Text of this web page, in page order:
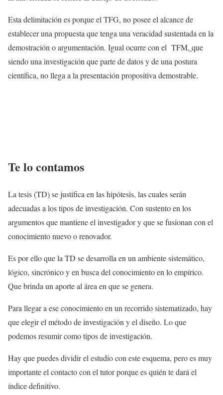
Esta delimitación es porque el TFG, no posee el alcance de
establecer una propuesta que tenga una veracidad sustentada en la
demostración o argumentación. Igual ocurre con el TFM, que
siendo una investigación que parte de datos y de una postura
científica, no llega a la presentación propositiva demostrable.
Te lo contamos
La tesis (TD)se justifica en las hipótesis, las cuales serán
adecuadas a los tipos de investigación. Con sustento en los
argumentos que mantiene el investigador y que se fusionan con el
conocimiento nuevo o renovador.
Es por ello que la TD se desarrolla en un ambiente sistemático,
lógico, sincrónico y en busca del conocimiento en lo empírico.
Que brinda un aporte al área en que se genera.
Para llegar a ese conocimiento en un recorrido sistematizado, hay
que elegir el método de investigación y el diseño. Lo que
podemos resumir como tipos de investigación.
Hay que puedes dividir el estudio con este esquema, pero es muy
importante el contacto con el tutor porque es quién te dará el
índice definitivo.